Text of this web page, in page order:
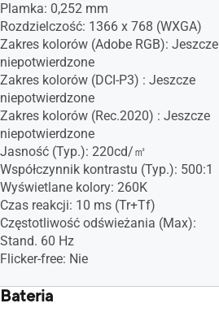
Plamka: 0,252 mm
Rozdzielczość: 1366 x 768 (WXGA)
Zakres kolorów (Adobe RGB): Jeszcze
niepotwierdzone
Zakres kolorów (DCI-P3) : Jeszcze
niepotwierdzone
Zakres kolorów (Rec.2020) : Jeszcze
niepotwierdzone
Jasność (Typ.): 220cd/㎡
Współczynnik kontrastu (Typ.): 500:1
Wyświetlane kolory: 260K
Czas reakcji: 10 ms (Tr+Tf)
Częstotliwość odświeżania (Max):
Stand. 60 Hz
Flicker-free: Nie
Bateria